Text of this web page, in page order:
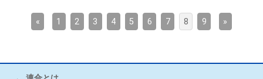
« 1 2 3 4 5 6 7 8 9 »